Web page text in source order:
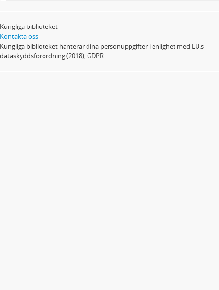
Kungliga biblioteket
Kontakta oss
Kungliga biblioteket hanterar dina personuppgifter i enlighet med EU:s
dataskyddsförordning (2018), GDPR.